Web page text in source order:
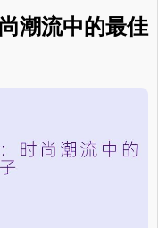
潮流中的最佳